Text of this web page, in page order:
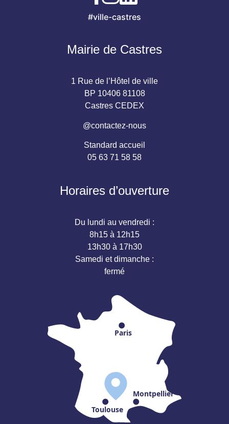
#ville-castres
Mairie de Castres
1 Rue de l’Hôtel de ville
BP 10406 81108
Castres CEDEX
@contactez-nous
Standard accueil
05 63 71 58 58
Horaires d’ouverture
Du lundi au vendredi :
8h15 à 12h15
13h30 à 17h30
Samedi et dimanche :
fermé
Paris
Toulouse
Montpellier